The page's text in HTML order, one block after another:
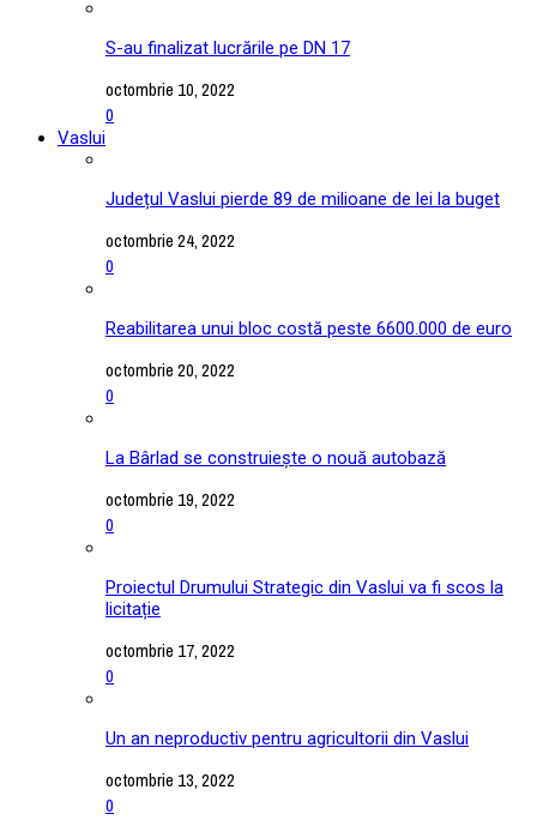
S-au finalizat lucrările pe DN 17
octombrie 10, 2022
0
Vaslui
Județul Vaslui pierde 89 de milioane de lei la buget
octombrie 24, 2022
0
Reabilitarea unui bloc costă peste 6600.000 de euro
octombrie 20, 2022
0
La Bârlad se construiește o nouă autobază
octombrie 19, 2022
0
Proiectul Drumului Strategic din Vaslui va fi scos la
licitație
octombrie 17, 2022
0
Un an neproductiv pentru agricultorii din Vaslui
octombrie 13, 2022
0